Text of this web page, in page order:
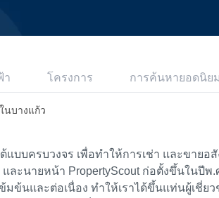
า โครงการ การค้นหายอดนิยม
นบางแก้ว
บบครบวงจร เพื่อทำให้การเช่า และขายอ
ละนายหน้า PropertyScout ก่อตั้งขึ้นในปีพ.
ข้นและต่อเนื่อง ทำให้เราได้ขึ้นแท่นผู้เชี่ย